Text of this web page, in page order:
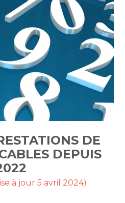
DE
DEPUIS
à jour 5 avril 2024)